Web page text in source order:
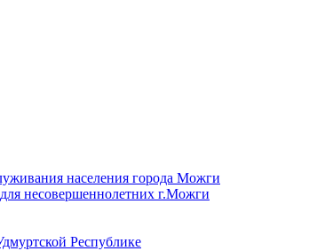
населения города Можги
несовершеннолетних г.Можги
Республике